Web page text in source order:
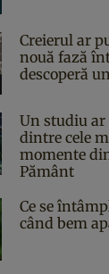
Creierul ar
nouă fază
descoperă
Un studiu
dintre cele
momente
Pământ
Ce se
când bem